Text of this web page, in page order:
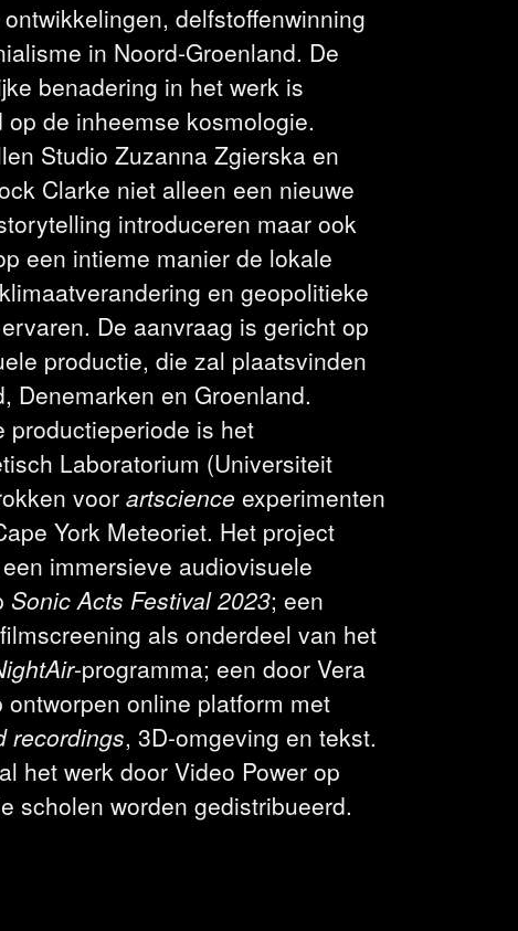
delfstoffenwinning
in Noord-Groenland. De
benadering in het werk is
de inheemse kosmologie.
Studio Zuzanna Zgierska en
Clarke niet alleen een nieuwe
introduceren maar ook
een intieme manier de lokale
en geopolitieke
De aanvraag is gericht op
productie, die zal plaatsvinden
Denemarken en Groenland.
productieperiode is het
Laboratorium (Universiteit
voor artscience experimenten
York Meteoriet. Het project
immersieve audiovisuele
Sonic Acts Festival 2023; een
als onderdeel van het
-programma; een door Vera
ontworpen online platform met
recordings, 3D-omgeving en tekst.
het werk door Video Power op
scholen worden gedistribueerd.